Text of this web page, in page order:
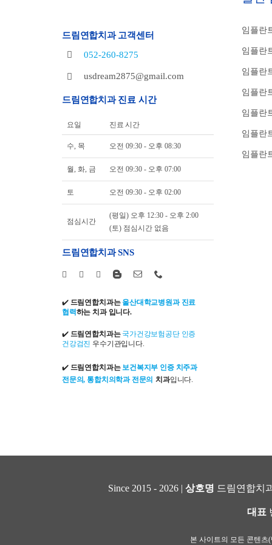
드림연합치과 고객센터
052-260-8275
usdream2875@gmail.com
드림연합치과 진료 시간
요일 진료 시간
수, 목 오전 09:30 - 오후 08:30
월, 화, 금 오전 09:30 - 오후 07:00
토 오전 09:30 - 오후 02:00
점심시간
(평일) 오후 12:30 - 오후 2:00
(토) 점심시간 없음
드림연합치과 SNS
✔️ 드림연합치과는 울산대학교병원과 진료
협력하는 치과 입니다.
✔️ 드림연합치과는 국가건강보험공단 인증
건강검진 우수기관입니다.
✔️ 드림연합치과는보건복지부 인증 치주과
전문의, 통합치의학과 전문의 치과입니다.
임플란
임플란
임플란
임플란
임플란
임플란
임플란
Since 2015 - 2026 | 상호명 드림연합치
대표
본 사이트의 모든 콘텐츠